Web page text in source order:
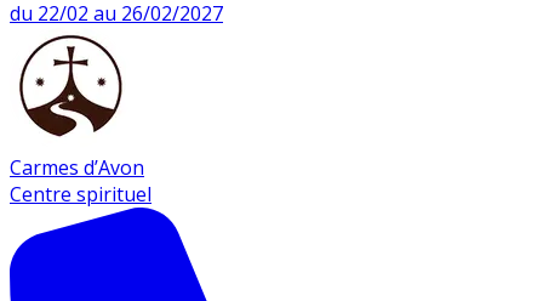
du 22/02 au 26/02/2027
Carmes d’Avon
Centre spirituel